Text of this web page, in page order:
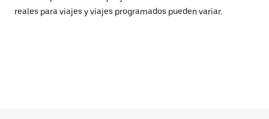
reales para viajes y viajes programados pueden variar.